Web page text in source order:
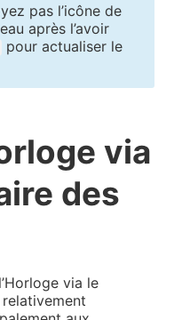
pas l’icône de
après l’avoir
pour actualiser le
via
des
via le